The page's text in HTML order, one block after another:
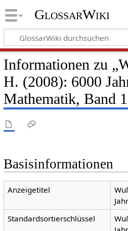
GlossarWiki
Informationen zu
H. (2008): 6000
Mathematik, Band
Basisinformationen
Anzeigetitel
Standardsortierschlüssel